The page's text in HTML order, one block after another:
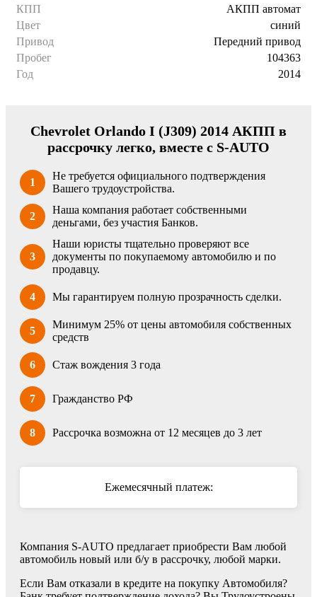
КПП
АКПП автомат
Цвет
синий
Привод
Передний привод
Пробег
104363
Год
2014
Chevrolet Orlando I (J309) 2014 АКПП в
рассрочку легко, вместе с S-AUTO
1
Не требуется официального подтверждения
Вашего трудоустройства.
2
Наша компания работает собственными
деньгами, без участия Банков.
3
Наши юристы тщательно проверяют все
документы по покупаемому автомобилю и по
продавцу.
4 Мы гарантируем полную прозрачность сделки.
5
Минимум 25% от цены автомобиля собственных
средств
6 Стаж вождения 3 года
7 Гражданство РФ
8 Рассрочка возможна от 12 месяцев до 3 лет
Ежемесячный платеж:
Компания S-AUTO предлагает приобрести Вам любой
автомобиль новый или б/у в рассрочку, любой марки.
Если Вам отказали в кредите на покупку Автомобиля?